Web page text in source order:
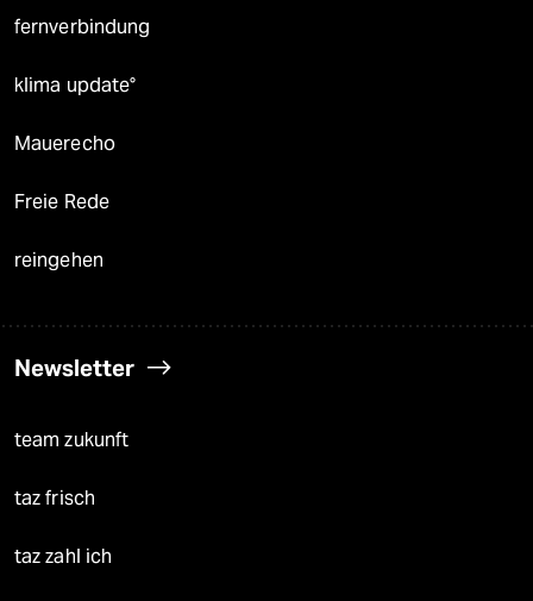
fernverbindung
klima update°
Mauerecho
Freie Rede
reingehen
Newsletter
team zukunft
taz frisch
taz zahl ich